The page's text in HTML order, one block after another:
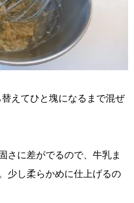
えてひと塊になるまで混ぜ
さに差がでるので、牛乳ま
少し柔らかめに仕上げるの